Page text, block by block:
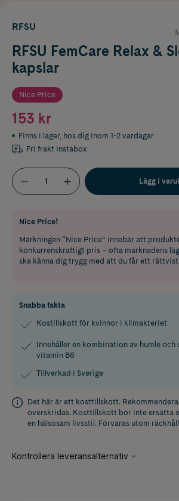
RFSU
RFSU FemCare Relax &
kapslar
Nice Price
153 kr
Finns i lager, hos dig inom 1-2 vardagar
Fri frakt Instabox
Lägg i
Nice Price!
Märkningen “Nice Price” innebär att
konkurrenskraftigt pris – ofta marknadens
ska känna dig trygg med att du får ett
Snabba fakta
Kostillskott för kvinnor i klimakteriet
Innehåller en kombination av humle
vitamin B6
Tillverkad i Sverige
Det här är ett kosttillskott.
överskridas. Kosttillskott bör inte ersätta
en hälsosam livsstil. Förvaras utom